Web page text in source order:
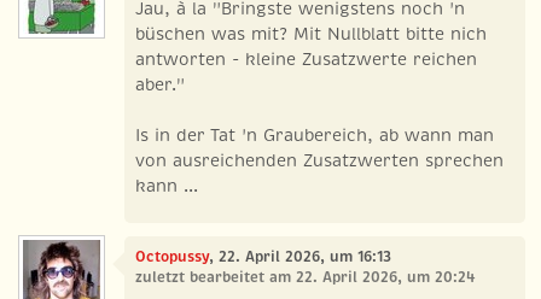
Jau, à la "Bringste wenigstens noch 'n
büschen was mit? Mit Nullblatt bitte nich
antworten - kleine Zusatzwerte reichen
aber."
Is in der Tat 'n Graubereich, ab wann man
von ausreichenden Zusatzwerten sprechen
kann ...
Octopussy, 22. April 2026, um 16:13
zuletzt bearbeitet am 22. April 2026, um 20:24